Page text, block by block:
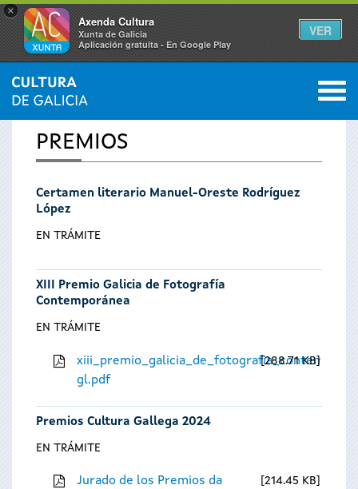
×
Axenda Cultura
Xunta de Galicia
Aplicación gratuíta - En Google Play
VER
Se
encuentra
usted
aquí
INICIO 0
PREMIOS
Certamen literario Manuel-Oreste Rodríguez
López
EN TRÁMITE
XIII Premio Galicia de Fotografía
Contemporánea
EN TRÁMITE
gl.pdf
288.71 KB
Premios Cultura Gallega 2024
EN TRÁMITE
Jurado de los Premios da
214.45 KB